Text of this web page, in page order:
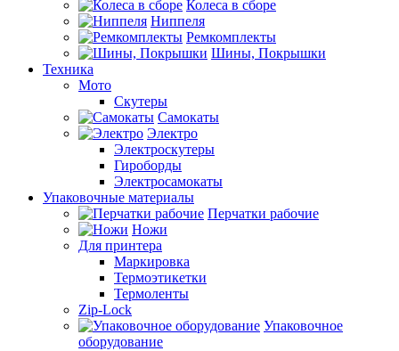
Колеса в сборе
Ниппеля
Ремкомплекты
Шины, Покрышки
Техника
Мото
Скутеры
Самокаты
Электро
Электроскутеры
Гироборды
Электросамокаты
Упаковочные материалы
Перчатки рабочие
Ножи
Для принтера
Маркировка
Термоэтикетки
Термоленты
Zip-Lock
Упаковочное
оборудование